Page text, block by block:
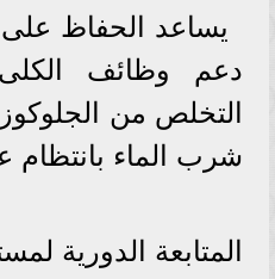
يساعد الحفاظ
دعم وظائف
التخلص من
شرب الماء بانتظام
المتابعة الدورية